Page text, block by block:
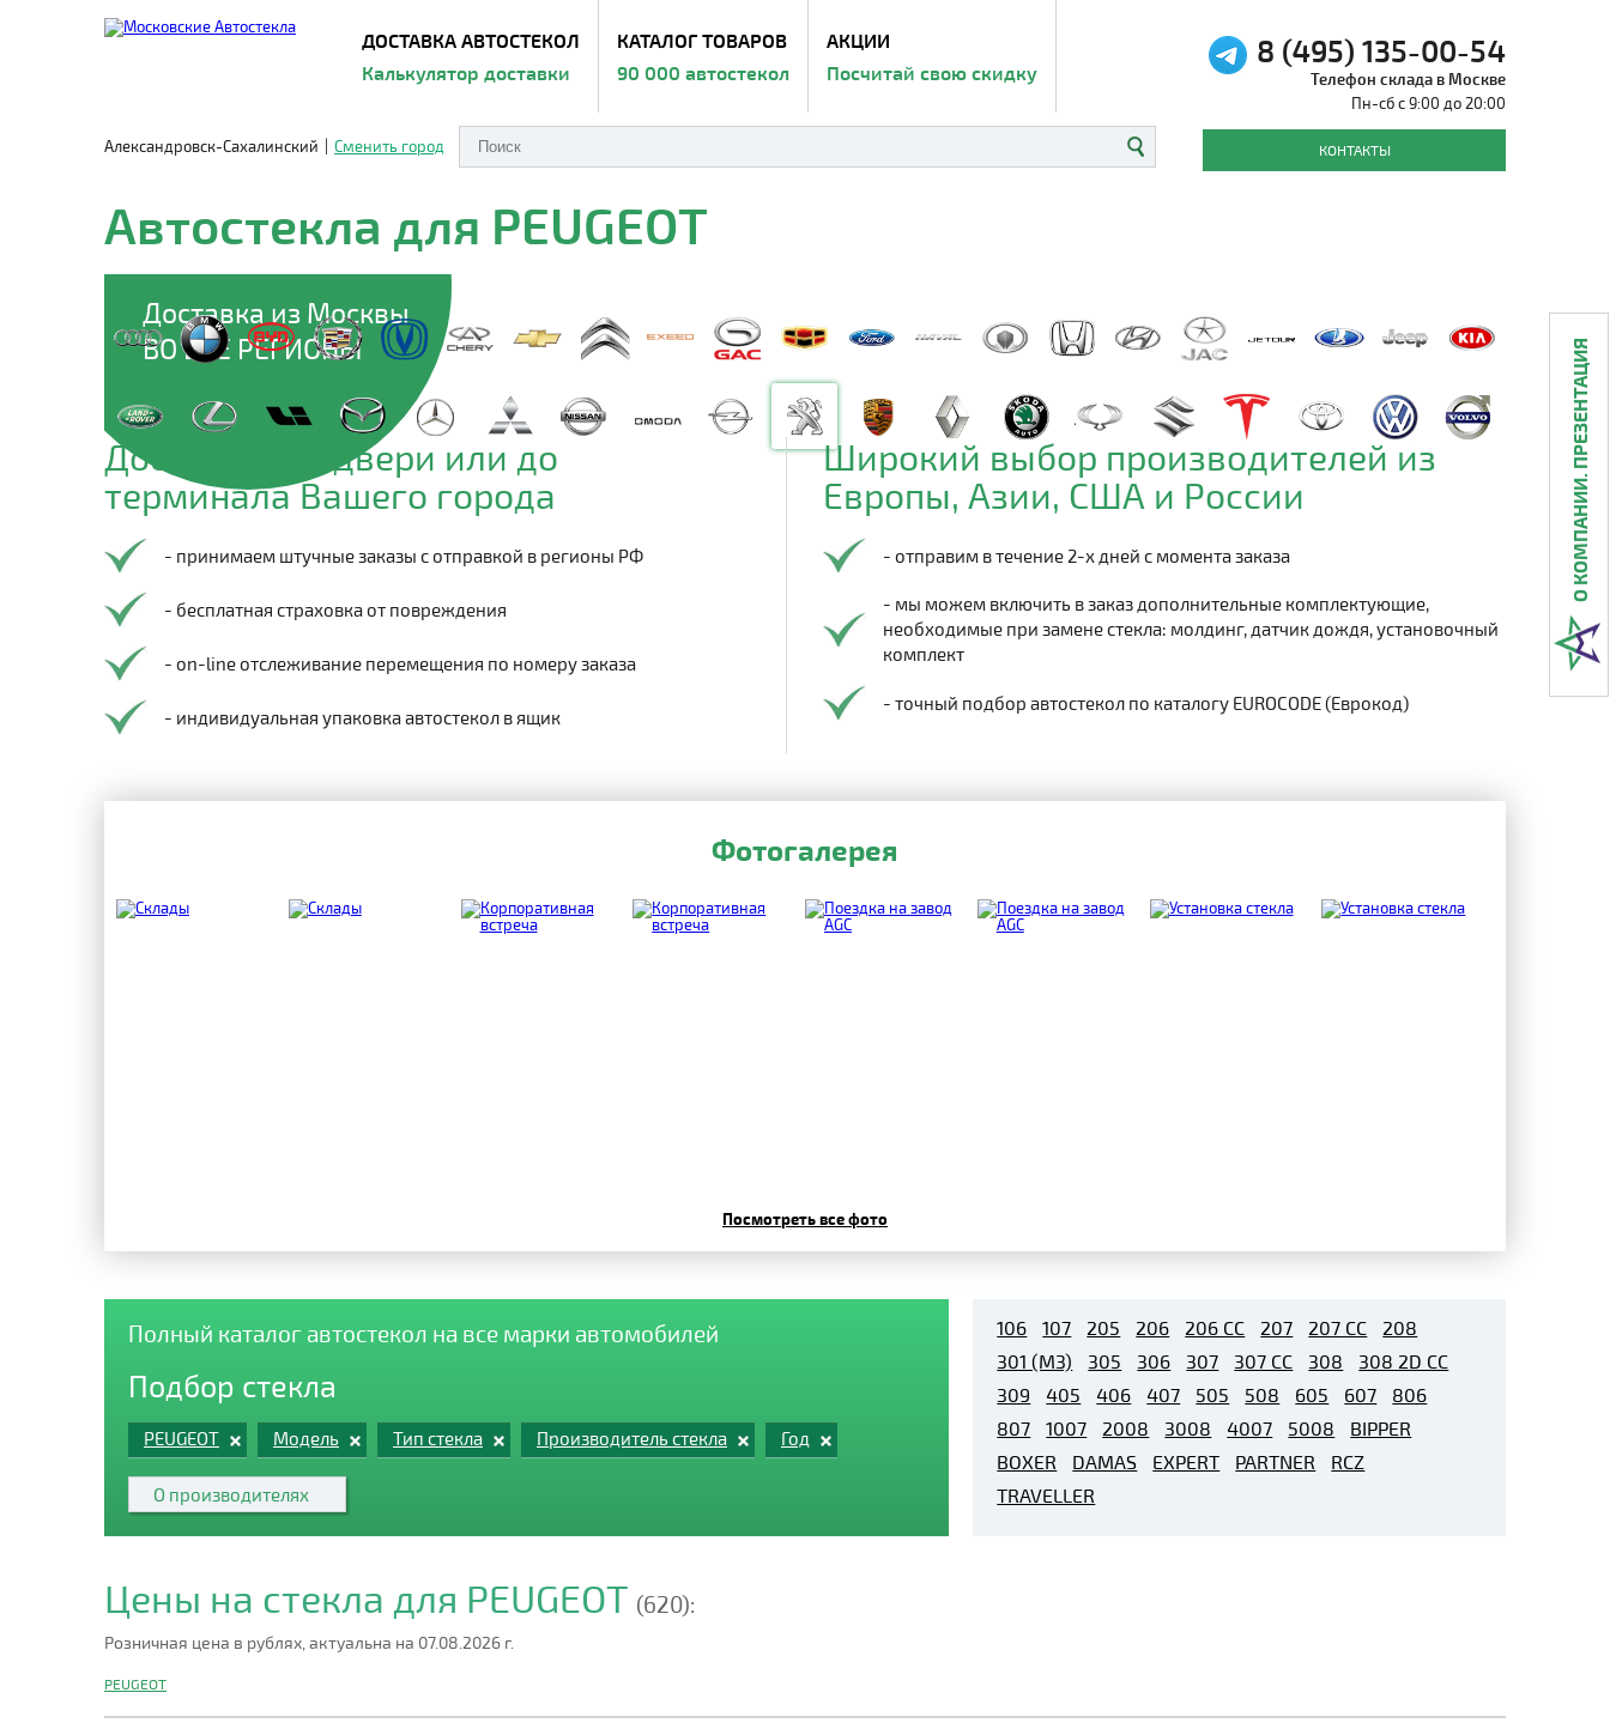
ДОСТАВКА АВТОСТЕКОЛ
Калькулятор доставки
КАТАЛОГ ТОВАРОВ
90 000 автостекол
АКЦИИ
Посчитай свою скидку
Александровск-Сахалинский Сменить город
8 (495) 135-00-54
Телефон склада в Москве
Пн-сб с 9:00 до 20:00
КОНТАКТЫ
Автостекла для PEUGEOT
Доставка из Москвы
ВО ВСЕ РЕГИОНЫ
Доставим до двери или до
терминала Вашего города
- принимаем штучные заказы с отправкой в регионы РФ
- бесплатная страховка от повреждения
- on-line отслеживание перемещения по номеру заказа
- индивидуальная упаковка автостекол в ящик
Широкий выбор производителей из
Европы, Азии, США и России
- отправим в течение 2-х дней с момента заказа
- мы можем включить в заказ дополнительные комплектующие,
необходимые при замене стекла: молдинг, датчик дождя, установочный
комплект
- точный подбор автостекол по каталогу EUROCODE (Еврокод)
Фотогалерея
Посмотреть все фото
Полный каталог автостекол на все марки автомобилей
Подбор стекла
PEUGEOT Модель Тип стекла Производитель стекла Год
О производителях
106 107 205 206 206 CC 207 207 CC
208
301 (M3)
305 306 307 307 CC 308
308 2D CC
309
405 406 407 505 508 605 607
806
807
1007 2008 3008 4007 5008
BIPPER
BOXER
DAMAS EXPERT PARTNER
RCZ
TRAVELLER
Цены на стекла для PEUGEOT (620):
Розничная цена в рублях, актуальна на 07.08.2026 г.
PEUGEOT
О КОМПАНИИ. ПРЕЗЕНТАЦИЯ